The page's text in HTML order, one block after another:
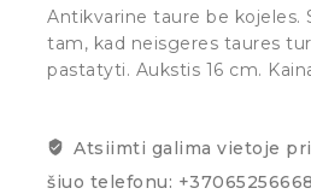
Antikvarine taure be kojeles.
tam, kad neisgeres taures
pastatyti. Aukstis 16 cm.
Atsiimti galima vietoje
šiuo telefonu: +37065256668